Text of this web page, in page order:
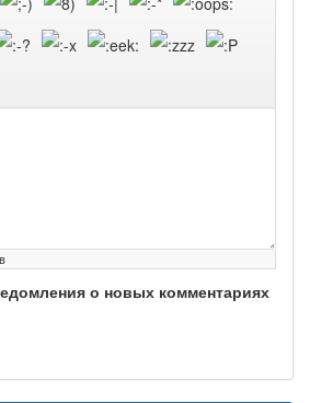
о новых комментариях